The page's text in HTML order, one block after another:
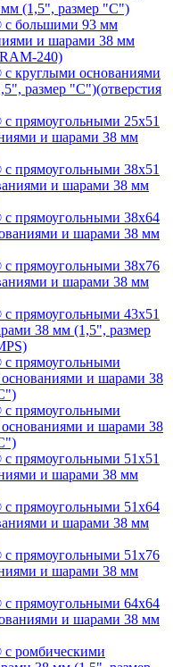
(1,5", размер "C")
большими 93 мм
и шарами 38 мм
240)
круглыми основаниями
размер "C")(отверстия
прямоугольными 25х51
и шарами 38 мм
прямоугольными 38х51
и шарами 38 мм
прямоугольными 38х64
и шарами 38 мм
прямоугольными 38х76
и шарами 38 мм
прямоугольными 43х51
38 мм (1,5", размер
прямоугольными
и шарами 38
прямоугольными
и шарами 38
прямоугольными 51х51
и шарами 38 мм
прямоугольными 51х64
и шарами 38 мм
прямоугольными 51х76
и шарами 38 мм
прямоугольными 64х64
и шарами 38 мм
ромбическими